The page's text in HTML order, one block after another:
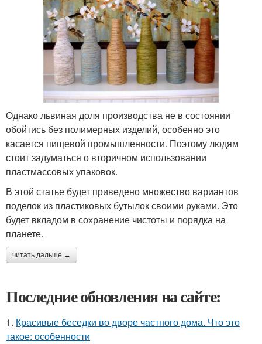
Однако львиная доля производства не в состоянии
обойтись без полимерных изделий, особенно это
касается пищевой промышленности. Поэтому людям
стоит задуматься о вторичном использовании
пластмассовых упаковок.
В этой статье будет приведено множество вариантов
поделок из пластиковых бутылок своими руками. Это
будет вкладом в сохранение чистоты и порядка на
планете.
читать дальше →
Последние обновления на сайте:
1. Красивые беседки во дворе частного дома. Что это
такое: особенности